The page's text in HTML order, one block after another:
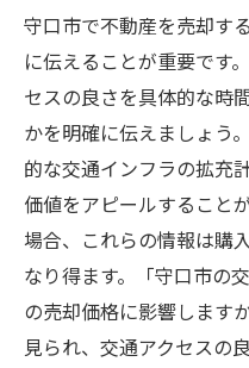
守口市で不動産を売却す
に伝えることが重要です
セスの良さを具体的な時
かを明確に伝えましょう
的な交通インフラの拡充
価値をアピールすること
場合、これらの情報は購
なり得ます。「守口市の
の売却価格に影響します
見られ、交通アクセスの